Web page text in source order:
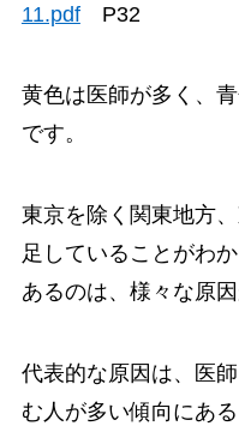
11.pdfP32
黄色は医師が多く、
です。
東京を除く関東地方
足していることがわ
あるのは、様々な原因
代表的な原因は、医
む人が多い傾向にあ